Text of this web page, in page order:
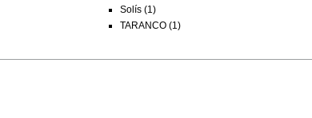
Solís (1)
TARANCO (1)